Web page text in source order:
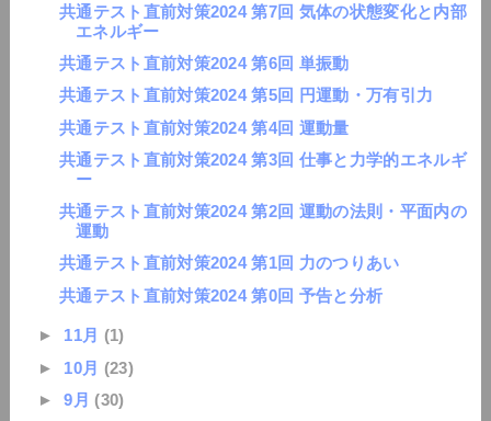
共通テスト直前対策2024 第7回 気体の状態変化と内部
エネルギー
共通テスト直前対策2024 第6回 単振動
共通テスト直前対策2024 第5回 円運動・万有引力
共通テスト直前対策2024 第4回 運動量
共通テスト直前対策2024 第3回 仕事と力学的エネルギ
ー
共通テスト直前対策2024 第2回 運動の法則・平面内の
運動
共通テスト直前対策2024 第1回 力のつりあい
共通テスト直前対策2024 第0回 予告と分析
► 11月 (1)
► 10月 (23)
►9月 (30)